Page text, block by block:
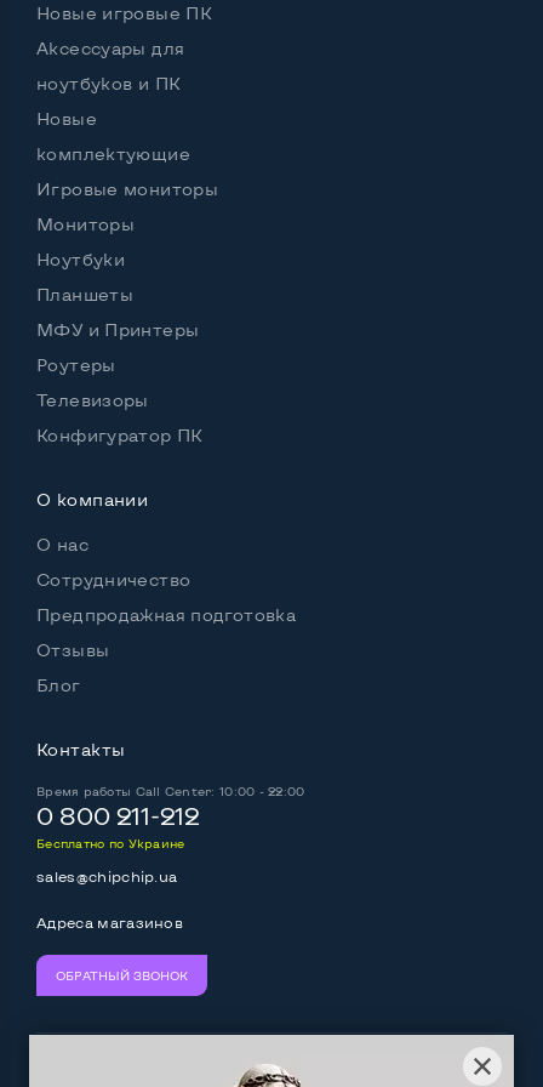
Остальные возможности:
Цвет
Новые игровые ПК
Аксессуары для
ноутбуков и ПК
Новые
комплектующие
Игровые мониторы
Мониторы
Ноутбуки
Планшеты
МФУ и Принтеры
Роутеры
Телевизоры
Конфигуратор ПК
О компании
О нас
Сотрудничество
Предпродажная подготовка
Отзывы
Блог
Контакты
Время работы Call Center: 10:00 - 22:00
0 800 211-212
Бесплатно по Украине
sales@chipchip.ua
Адреса магазинов
ОБРАТНЫЙ ЗВОНОК
Следите за нами: